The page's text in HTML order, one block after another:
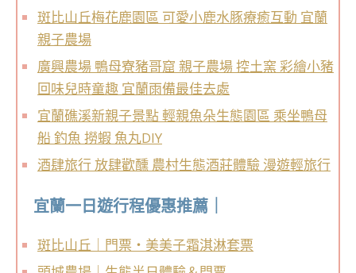
斑比山丘梅花鹿園區 可愛小鹿水豚療癒互動 宜蘭
親子農場
廣興農場 鴨母寮豬哥窟 親子農場 控土窯 彩繪小豬
回味兒時童趣 宜蘭雨備最佳去處
宜蘭礁溪新親子景點 輕親魚朵生態園區 乘坐鴨母
船 釣魚 撈蝦 魚丸DIY
酒肆旅行 放肆歡醺 農村生態酒莊體驗 漫遊輕旅行
宜蘭一日遊行程優惠推薦｜
斑比山丘｜門票・美美子霜淇淋套票